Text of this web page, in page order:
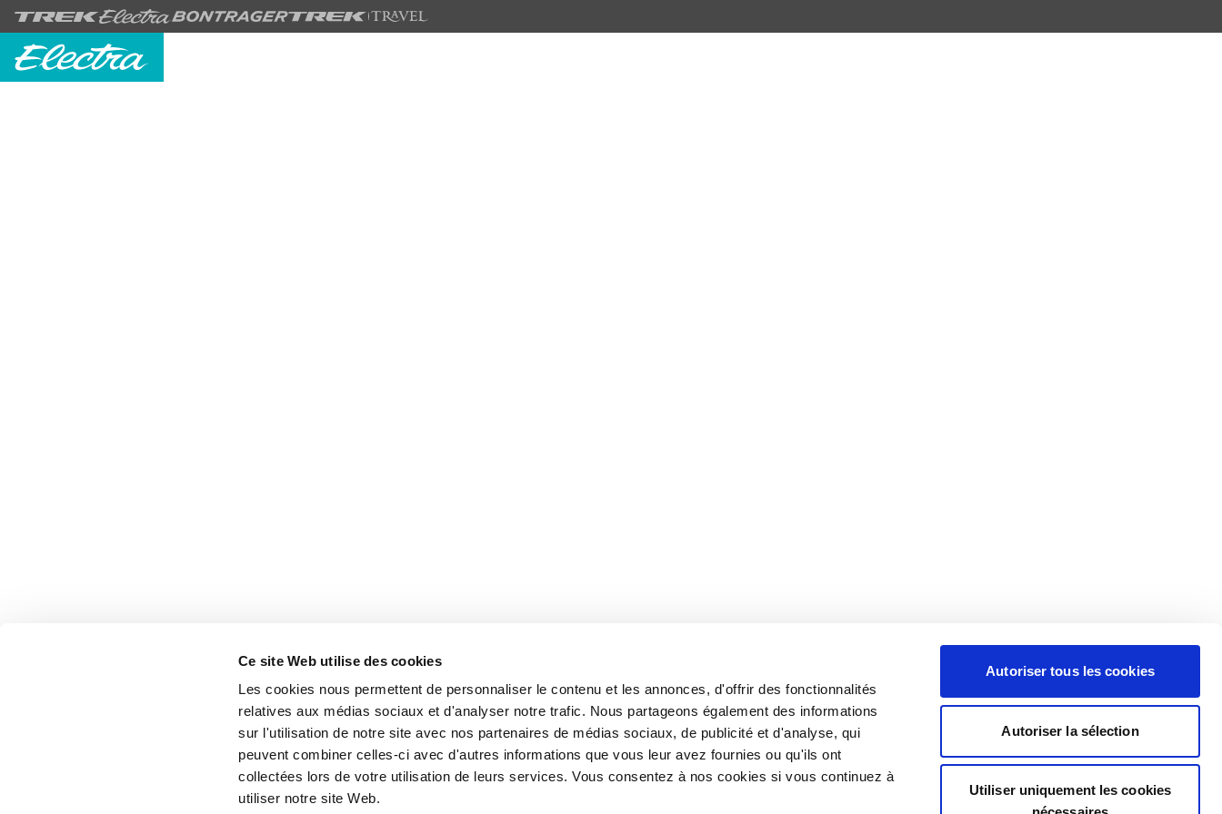
Ce site Web utilise des cookies
Les cookies nous permettent de personnaliser le contenu et les annonces, d'offrir des fonctionnalités
relatives aux médias sociaux et d'analyser notre trafic. Nous partageons également des informations
sur l'utilisation de notre site avec nos partenaires de médias sociaux, de publicité et d'analyse, qui
peuvent combiner celles-ci avec d'autres informations que vous leur avez fournies ou qu'ils ont
collectées lors de votre utilisation de leurs services. Vous consentez à nos cookies si vous continuez à
utiliser notre site Web.
Autoriser tous les cookies
Autoriser la sélection
Utiliser uniquement les cookies